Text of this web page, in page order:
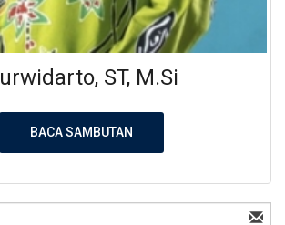
ST, M.Si
BACA SAMBUTAN